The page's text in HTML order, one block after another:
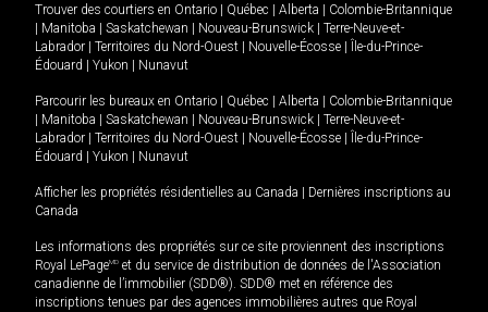
Trouver des courtiers en Ontario Québec Alberta
Colombie-Britannique
Manitoba Saskatchewan Nouveau-Brunswick
Terre-Neuve-et-
Labrador
Territoires du Nord-Ouest Nouvelle-Écosse
Île-du-Prince-
Édouard
Yukon Nunavut
Parcourir les bureaux en Ontario Québec Alberta
Colombie-Britannique
Manitoba Saskatchewan Nouveau-Brunswick
Terre-Neuve-et-
Labrador
Territoires du Nord-Ouest Nouvelle-Écosse
Île-du-Prince-
Édouard
Yukon Nunavut
Afficher les propriétés résidentielles au Canada
Dernières inscriptions au
Canada
Les informations des propriétés sur ce site proviennent des inscriptions
Royal LePageMD et du service de distribution de données de l'Association
canadienne de l’immobilier (SDD®). SDD® met en référence des
inscriptions tenues par des agences immobilières autres que Royal